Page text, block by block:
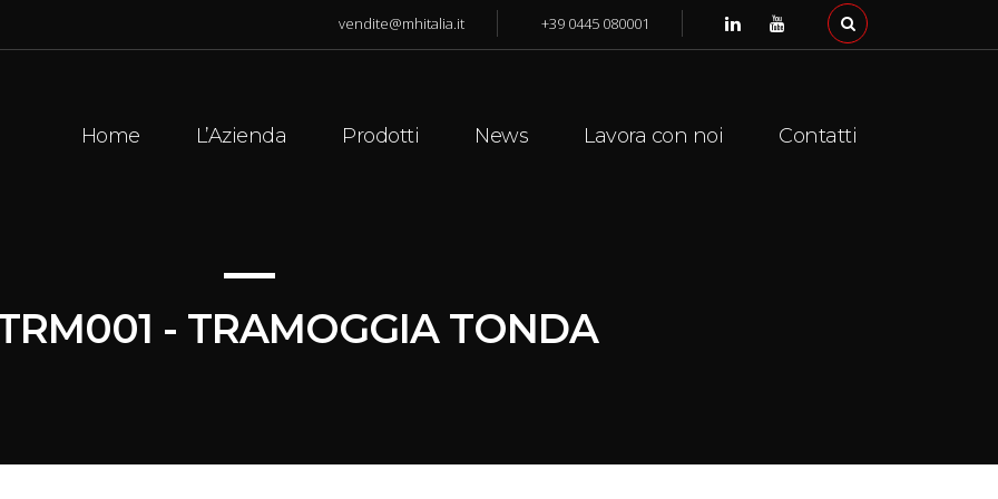
vendite@mhitalia.it +39 0445 080001
Home L’Azienda Prodotti News Lavora con noi Contatti
- TRAMOGGIA TONDA